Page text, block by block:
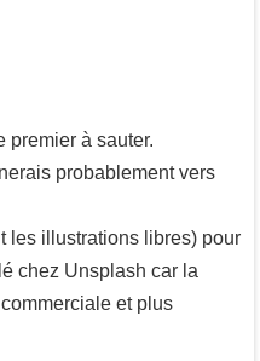
premier à sauter.
probablement vers
les illustrations libres) pour
chez Unsplash car la
et plus